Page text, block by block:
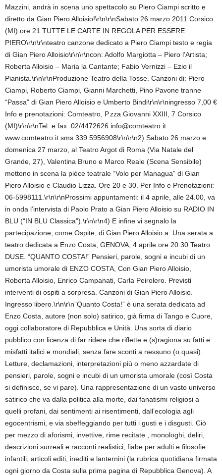
Mazzini, andrà in scena uno spettacolo su Piero Ciampi scritto e
diretto da Gian Piero Alloisio!\r\n\r\nSabato 26 marzo 2011 Corsico
(MI) ore 21 TUTTE LE CARTE IN REGOLA PER ESSERE
PIERO\r\n\r\nteatro canzone dedicato a Piero Ciampi testo e regia
di Gian Piero Alloisio\r\n\r\ncon: Adolfo Margiotta – Piero l’Artista;
Roberta Alloisio – Maria la Cantante; Fabio Vernizzi – Ezio il
Pianista.\r\n\r\nProduzione Teatro della Tosse. Canzoni di: Piero
Ciampi, Roberto Ciampi, Gianni Marchetti, Pino Pavone tranne
“Passa” di Gian Piero Alloisio e Umberto Bindi\r\n\r\ningresso 7,00 €
Info e prenotazioni: Comteatro, P.zza Giovanni XXIII, 7 Corsico
(MI)\r\n\r\nTel. e fax. 02/4472626 info@comteatro.it
www.comteatro.it sms 339.5956908\r\n\r\n2) Sabato 26 marzo e
domenica 27 marzo, al Teatro Argot di Roma (Via Natale del
Grande, 27), Valentina Bruno e Marco Reale (Scena Sensibile)
mettono in scena la pièce teatrale “Volo per Managua” di Gian
Piero Alloisio e Claudio Lizza. Ore 20 e 30. Per Info e Prenotazioni:
06-5998111.\r\n\r\nProssimi appuntamenti: il 4 aprile, alle 24.00, va
in onda l’intervista di Paolo Prato a Gian Piero Alloisio su RADIO IN
BLU (“IN BLU Classica”).\r\n\r\n4) E infine vi segnalo la
partecipazione, come Ospite, di Gian Piero Alloisio a: Una serata a
teatro dedicata a Enzo Costa, GENOVA, 4 aprile ore 20.30 Teatro
DUSE. “QUANTO COSTA!” Pensieri, parole, sogni e incubi di un
umorista umorale di ENZO COSTA, Con Gian Piero Alloisio,
Roberta Alloisio, Enrico Campanati, Carla Peirolero. Previsti
interventi di ospiti a sorpresa. Canzoni di Gian Piero Alloisio.
Ingresso libero.\r\n\r\n”Quanto Costa!” è una serata dedicata ad
Enzo Costa, autore (non solo) satirico, già firma di Tango e Cuore,
oggi collaboratore di Repubblica e Unità. Una sorta di diario
pubblico con licenza di far ridere che riflette e (s)ragiona su fatti e
misfatti italici e mondiali, senza fare sconti a nessuno (o quasi).
Letture, declamazioni, interpretazioni più o meno azzardate di
pensieri, parole, sogni e incubi di un umorista umorale (così Costa
si definisce, se vi pare). Una rappresentazione di un vasto universo
satirico che va dalla politica alla morte, dai fanatismi religiosi a
quelli profani, dai sentimenti ai risentimenti, dall’ecologia agli
egocentrismi, e via sbeffeggiando per tutti i gusti e i disgusti. Ciò
per mezzo di aforismi, invettive, rime recitate , monologhi, deliri,
descrizioni surreali e racconti realistici, fiabe per adulti e filosofie
infantili, articoli editi, inediti e lanternini (la rubrica quotidiana firmata
ogni giorno da Costa sulla prima pagina di Repubblica Genova). A